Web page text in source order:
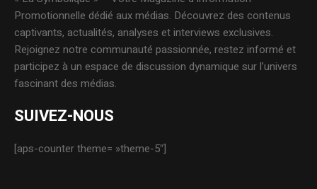
Promotionnelle dédié aux médias. Découvrez des contenus
captivants, actualités, analyses et interviews exclusives.
Rejoignez notre communauté passionnée, restez informé et
participez à un espace de discussion dynamique sur l’univers
fascinant des médias.
SUIVEZ-NOUS
[aps-counter theme= »theme-5″]